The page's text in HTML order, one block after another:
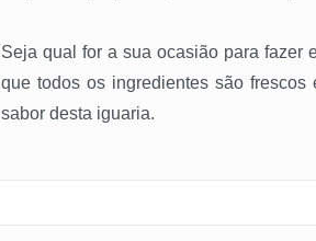
Seja qual for a sua ocasião para fazer
que todos os ingredientes são
sabor desta iguaria.